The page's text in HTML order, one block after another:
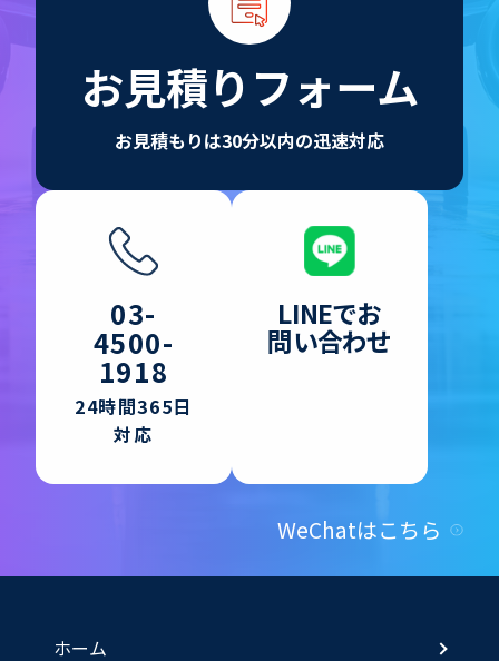
お見積りフォーム
お見積もりは30分以内の迅速対応
03-
4500-
1918
24時間365日
対応
LINEでお
問い合わせ
WeChatはこちら
ホーム